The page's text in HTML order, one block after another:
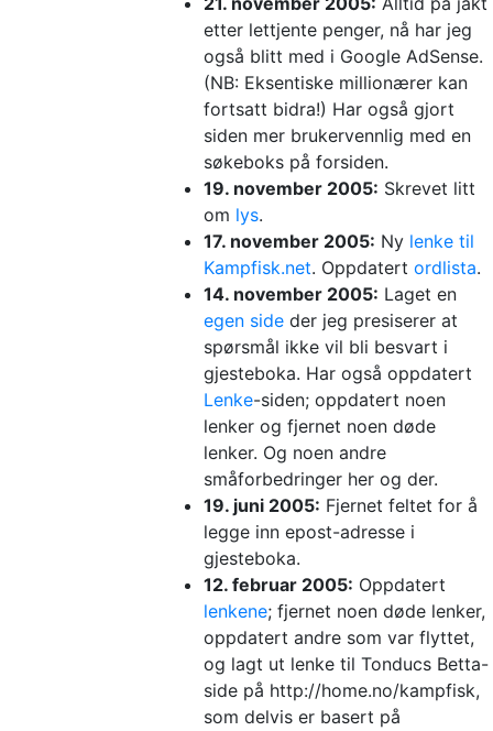
etter lettjente penger, nå har jeg
også blitt med i Google AdSense.
(NB: Eksentiske millionærer kan
fortsatt bidra!) Har også gjort
siden mer brukervennlig med en
søkeboks på forsiden.
19. november 2005: Skrevet litt
om lys.
17. november 2005: Ny lenke til
Kampfisk.net. Oppdatert ordlista.
14. november 2005: Laget en
egen side der jeg presiserer at
spørsmål ikke vil bli besvart i
gjesteboka. Har også oppdatert
Lenke-siden; oppdatert noen
lenker og fjernet noen døde
lenker. Og noen andre
småforbedringer her og der.
19. juni 2005: Fjernet feltet for å
legge inn epost-adresse i
gjesteboka.
12. februar 2005: Oppdatert
lenkene; fjernet noen døde lenker,
oppdatert andre som var flyttet,
og lagt ut lenke til Tonducs Betta-
side på http://home.no/kampfisk,
som delvis er basert på